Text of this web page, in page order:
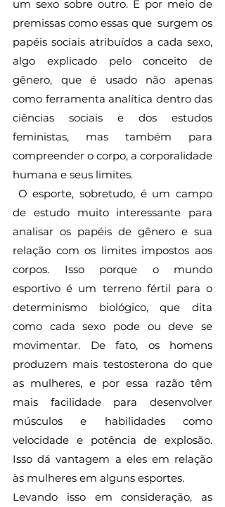
um sexo sobre outro. É por meio de
premissas como essas que  surgem os
papéis sociais atribuídos a cada sexo,
algo explicado pelo conceito de
gênero, que é usado não apenas
como ferramenta analítica dentro das
ciências sociais e dos estudos
feministas, mas também para
compreender o corpo, a corporalidade
humana e seus limites.
de estudo muito interessante para
analisar os papéis de gênero e sua
relação com os limites impostos aos
corpos. Isso porque o mundo
esportivo é um terreno fértil para o
determinismo biológico, que dita
como cada sexo pode ou deve se
movimentar. De fato, os homens
produzem mais testosterona do que
as mulheres, e por essa razão têm
mais facilidade para desenvolver
músculos e habilidades como
velocidade e potência de explosão.
Isso dá vantagem a eles em relação
às mulheres em alguns esportes.
Levando isso em consideração, as